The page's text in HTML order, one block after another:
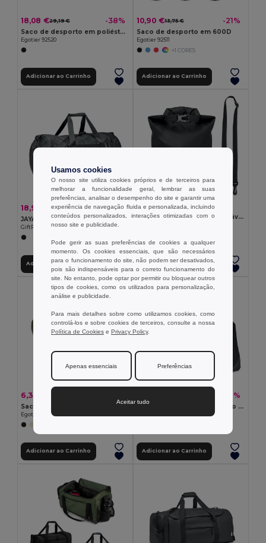
18,08 €29,19 € -38%
Saco de desporto em poliéster 300D
Egotier 92520
Adicionar ao Carrinho
10,90 €13,75 € -21%
Saco de desporto em 600D
Egotier 92511
+1 CORES
Adicionar ao Carrinho
18,91 € 35,67 € -47%
JAYA DUFFLE Saco de desporto 50C tarpaulin
GiftRetail MO6940
Adicionar ao Carrinho
7,10 €
BOLSAIBLE + Saco impermeável 210T RPET 5L
Adicionar ao Carrinho
6,35 €
Saco de desporto em algodão reciclado e poliéster reciclado (380 g/m² )
Egotier 92535
Adicionar ao Carrinho
-47%
GRENOBLE Saco de desporto 300D ripstop
Adicionar ao Carrinho
Usamos cookies
O nosso site utiliza cookies próprios e de terceiros para
melhorar a funcionalidade geral, lembrar as suas
preferências, analisar o desempenho do site e garantir uma
experiência de navegação fluida e personalizada, incluindo
conteúdos personalizados, interações otimizadas com o
nosso site e publicidade.
Pode gerir as suas preferências de cookies a qualquer
momento. Os cookies essenciais, que são necessários
para o funcionamento do site, não podem ser desativados,
pois são indispensáveis para o correto funcionamento do
site. No entanto, pode optar por permitir ou bloquear outros
tipos de cookies, como os utilizados para personalização,
análise e publicidade.
Para mais detalhes sobre como utilizamos cookies, como
controlá-los e sobre cookies de terceiros, consulte a nossa
Política de Cookies e Privacy Policy.
Apenas essenciais Preferências
Aceitar tudo